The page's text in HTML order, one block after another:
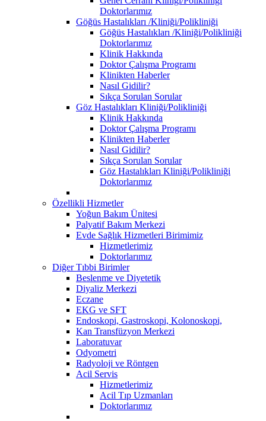
Doktorlarımız
Göğüs Hastalıkları /Kliniği/Polikliniği
Göğüs Hastalıkları /Kliniği/Polikliniği
Doktorlarımız
Klinik Hakkında
Doktor Çalışma Programı
Klinikten Haberler
Nasıl Gidilir?
Sıkça Sorulan Sorular
Göz Hastalıkları Kliniği/Polikliniği
Klinik Hakkında
Doktor Çalışma Programı
Klinikten Haberler
Nasıl Gidilir?
Sıkça Sorulan Sorular
Göz Hastalıkları Kliniği/Polikliniği
Doktorlarımız
Özellikli Hizmetler
Yoğun Bakım Ünitesi
Palyatif Bakım Merkezi
Evde Sağlık Hizmetleri Birimimiz
Hizmetlerimiz
Doktorlarımız
Diğer Tıbbi Birimler
Beslenme ve Diyetetik
Diyaliz Merkezi
Eczane
EKG ve SFT
Endoskopi, Gastroskopi, Kolonoskopi,
Kan Transfüzyon Merkezi
Laboratuvar
Odyometri
Radyoloji ve Röntgen
Acil Servis
Hizmetlerimiz
Acil Tıp Uzmanları
Doktorlarımız